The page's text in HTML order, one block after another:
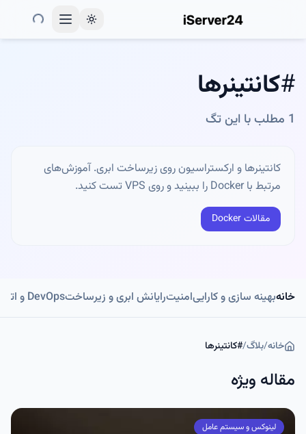
Toggle theme
#کانتینرها
1 مطلب با این تگ
کانتینرها و ارکستراسیون روی زیرساخت ابری. آموزش‌های
مرتبط با Docker را ببینید و روی VPS تست کنید.
مقالات Docker
خانهبهینه سازی و کاراییامنیترایانش ابری و زیرساختDevOps و اتوماسیون
خانه/بلاگ/
#کانتینرها
مقاله ویژه
لینوکس و سیستم عامل